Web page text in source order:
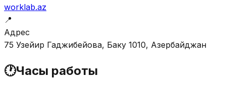
worklab.az
📍
Адрес
75 Узейир Гаджибейова, Баку 1010, Азербайджан
🕐Часы работы